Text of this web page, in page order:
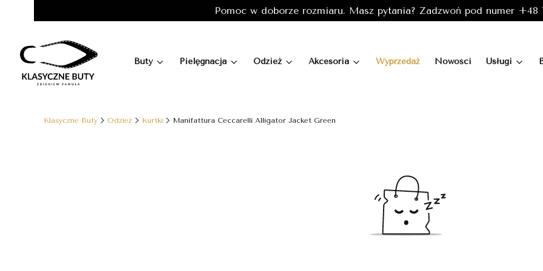
Pomoc w doborze rozmiaru. Masz pytania? Zadzwoń pod numer +48
Buty Pielęgnacja Odzież Akcesoria Wyprzedaż Nowości Usługi
Klasyczne Buty Odzież Kurtki Manifattura Ceccarelli Alligator Jacket Green